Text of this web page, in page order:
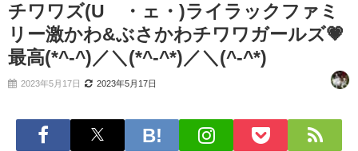
チワワズ(U´・ェ・)ライラックファミ
リー激かわ&ぶさかわチワワガールズ💗
最高(*^-^)／＼(*^-^*)／＼(^-^*)
2023年5月17日 2023年5月17日